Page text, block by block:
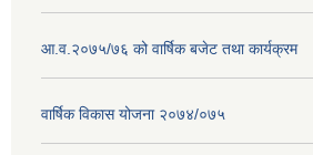
आ.व.२०७५/७६ को वार्षिक बजेट तथा कार्यक्रम
वार्षिक विकास योजना २०७४/०७५